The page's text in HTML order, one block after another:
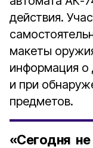
действия.
макеты
информация о
и при
предметов.
«Сегодня